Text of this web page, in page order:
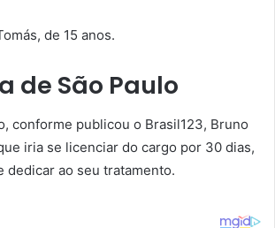
de 15 anos.
de São Paulo
conforme publicou o Brasil123, Bruno
iria se licenciar do cargo por 30 dias,
dedicar ao seu tratamento.